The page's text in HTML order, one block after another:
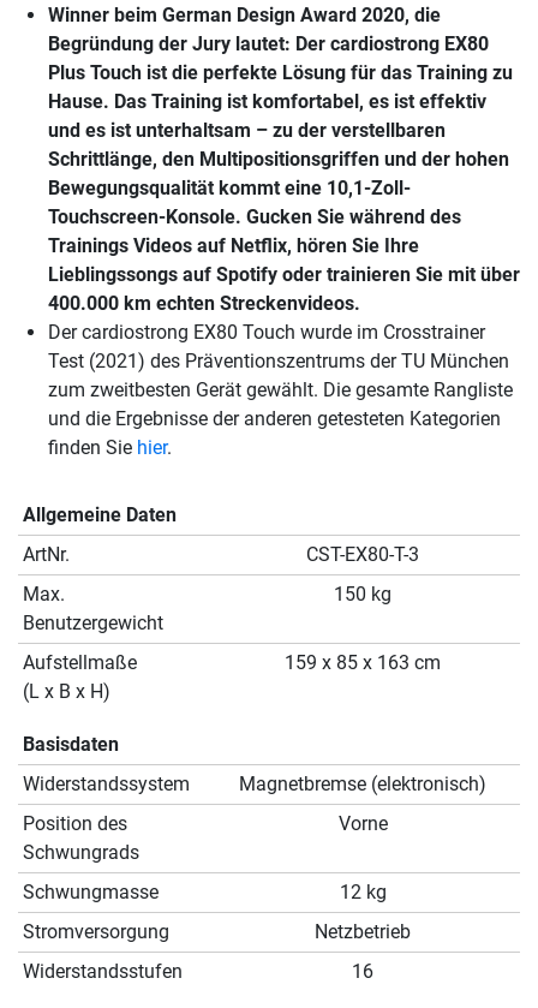
Winner beim German Design Award 2020, die
Begründung der Jury lautet: Der cardiostrong EX80
Plus Touch ist die perfekte Lösung für das Training zu
Hause. Das Training ist komfortabel, es ist effektiv
und es ist unterhaltsam – zu der verstellbaren
Schrittlänge, den Multipositionsgriffen und der hohen
Bewegungsqualität kommt eine 10,1-Zoll-
Touchscreen-Konsole. Gucken Sie während des
Trainings Videos auf Netflix, hören Sie Ihre
Lieblingssongs auf Spotify oder trainieren Sie mit über
400.000 km echten Streckenvideos.
Der cardiostrong EX80 Touch wurde im Crosstrainer
Test (2021) des Präventionszentrums der TU München
zum zweitbesten Gerät gewählt. Die gesamte Rangliste
und die Ergebnisse der anderen getesteten Kategorien
finden Sie hier.
Allgemeine Daten
ArtNr.
CST-EX80-T-3
Max.
Benutzergewicht
150 kg
Aufstellmaße
(L x B x H)
159 x 85 x 163 cm
Basisdaten
Widerstandssystem
Magnetbremse (elektronisch)
Position des
Schwungrads
Vorne
Schwungmasse
12 kg
Stromversorgung
Netzbetrieb
Widerstandsstufen
16